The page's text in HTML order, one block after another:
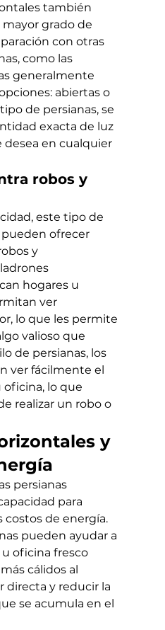
también
grado de
con otras
como las
generalmente
abiertas o
de persianas, se
exacta de luz
desea en cualquier
robos y
este tipo de
ofrecer
y
hogares u
ver
lo que les permite
valioso que
de persianas, los
ver fácilmente el
lo que
realizar un robo o
y
persianas
para
costos de energía.
pueden ayudar a
oficina fresco
cálidos al
directa y reducir la
se acumula en el